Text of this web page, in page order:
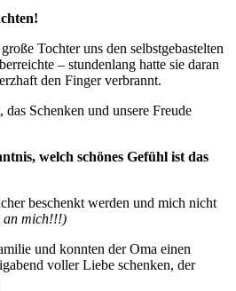
Tochter uns den selbstgebastelten
– stundenlang hatte sie daran
den Finger verbrannt.
Schenken und unsere Freude
welch schönes Gefühl ist das
beschenkt werden und mich nicht
an mich!!!)
und konnten der Oma einen
voller Liebe schenken, der